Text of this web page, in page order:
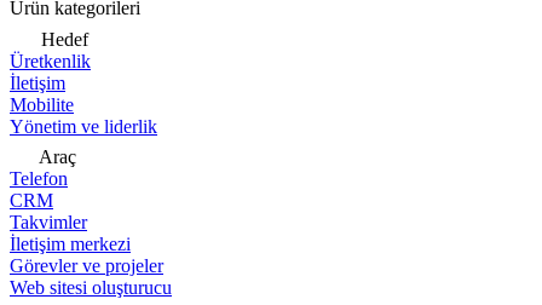
Ürün kategorileri
Hedef
Üretkenlik
İletişim
Mobilite
Yönetim ve liderlik
Araç
Telefon
CRM
Takvimler
İletişim merkezi
Görevler ve projeler
Web sitesi oluşturucu